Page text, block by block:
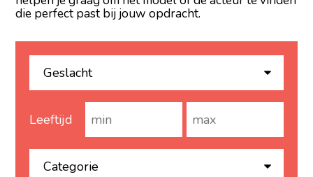
die perfect past bij jouw opdracht.
Leeftijd